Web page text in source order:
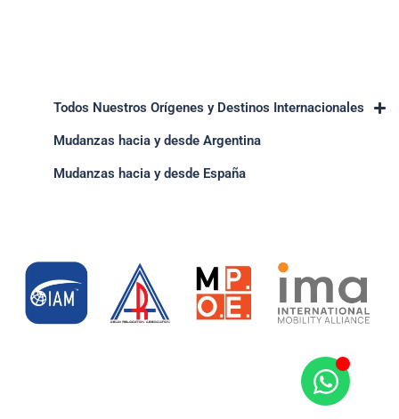
Todos Nuestros Orígenes y Destinos Internacionales
Mudanzas hacia y desde Argentina
Mudanzas hacia y desde España